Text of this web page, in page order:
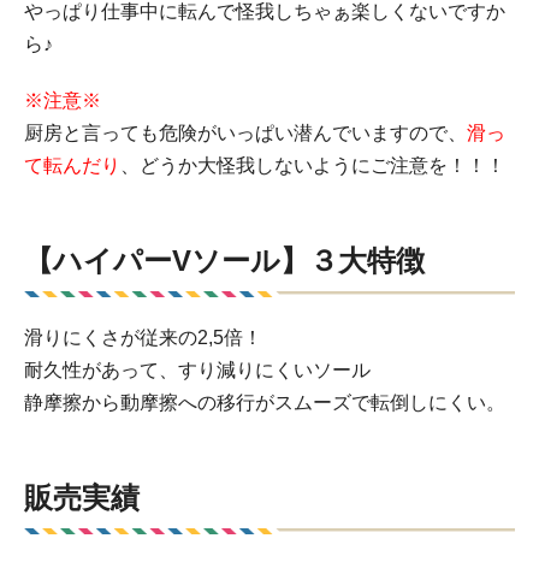
やっぱり仕事中に転んで怪我しちゃぁ楽しくないですか
ら♪
※注意※
厨房と言っても危険がいっぱい潜んでいますので、 滑っ
て転んだり
、どうか大怪我しないようにご注意を！！！
【ハイパーVソール】３大特徴
滑りにくさが従来の2,5倍！
耐久性があって、すり減りにくいソール
静摩擦から動摩擦への移行がスムーズで転倒しにくい。
販売実績